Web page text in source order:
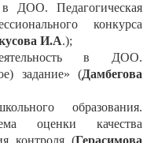
в ДОО. Педагогическая
конкурса
И.А.);
деятельность в ДОО.
задание» (Дамбегова
образования.
оценки качества